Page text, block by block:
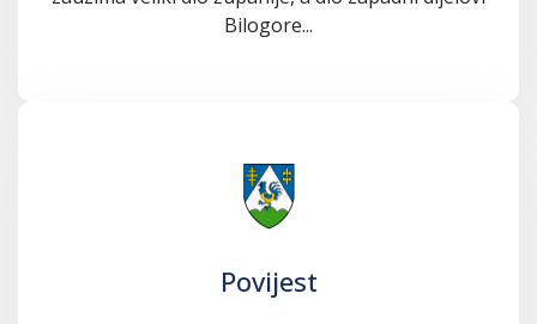
Bilogore...
Povijest